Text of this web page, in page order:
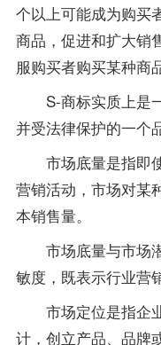
个以上可能成为购买
商品，促进和扩大销
服购买者购买某种商
S-商标实质上是一
并受法律保护的一个
市场底量是指即使
营销活动，市场对某
本销售量。
市场底量与市场潜
敏度，既表示行业营
市场定位是指企业
计，创立产品、品牌